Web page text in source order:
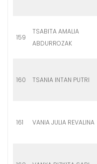
159
TSABITA AMALIA
ABDURROZAK
160 TSANIA INTAN PUTRI
161 VANIA JULIA REVALINA